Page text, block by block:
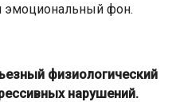
эмоциональный фон.
физиологический
нарушений.